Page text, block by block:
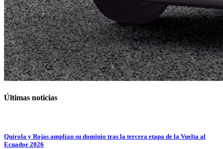
Últimas noticias
Quirola y Rojas amplían su dominio tras la tercera etapa de la Vuelta al
Ecuador 2026